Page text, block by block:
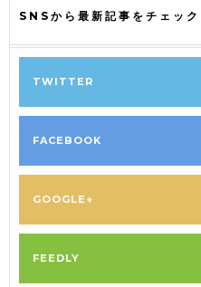
SNSから最新記事をチェック
TWITTER
FACEBOOK
GOOGLE+
FEEDLY